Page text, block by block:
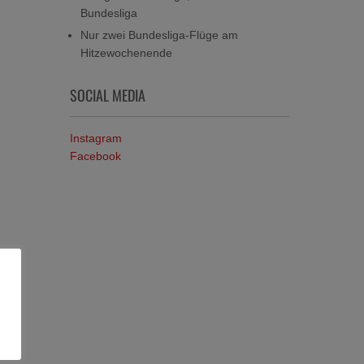
Bundesliga
Nur zwei Bundesliga-Flüge am
Hitzewochenende
SOCIAL MEDIA
Instagram
Facebook